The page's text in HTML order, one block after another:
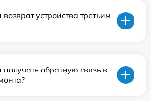
устройства третьим
обратную связь в